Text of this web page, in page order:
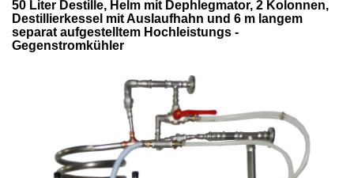
50 Liter Destille, Helm mit Dephlegmator, 2 Kolonnen,
Destillierkessel mit Auslaufhahn und 6 m langem
separat aufgestelltem Hochleistungs -
Gegenstromkühler